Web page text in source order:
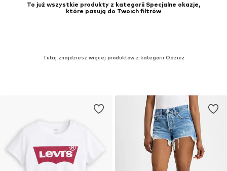
To już wszystkie produkty z kategorii Specjalne okazje,
które pasują do Twoich filtrów
Tutaj znajdziesz więcej produktów z kategorii Odzież